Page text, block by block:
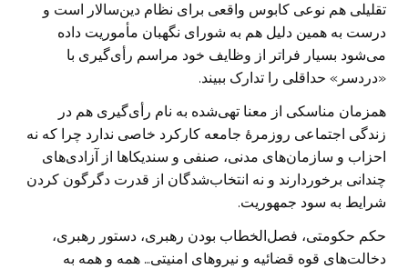
تقلیلی هم نوعی کابوس واقعی برای نظام دین‌سالار است و
درست به همین دلیل هم به شورای نگهبان مأموریت داده
می‌شود بسیار فراتر از وظایف خود مراسم رأی‌گیری با
«دردسر» حداقلی را تدارک ببیند.
همزمان مناسکی از معنا تهی‌شده به نام رأی‌گیری هم در
زندگی اجتماعی روزمرهٔ جامعه کارکرد خاصی ندارد چرا که نه
احزاب و سازمان‌های مدنی، صنفی و سندیکاها از آزادی‌های
چندانی برخوردارند و نه انتخاب‌شدگان از قدرت دگرگون کردن
شرایط به سود جمهوریت.
حکم حکومتی، فصل‌الخطاب بودن رهبری، دستور رهبری،
دخالت‌های قوه قضائیه و نیروهای امنیتی… همه و همه به